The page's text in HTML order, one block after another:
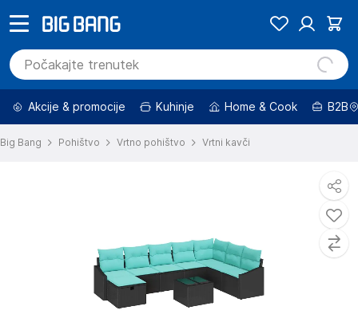
Akcije & promocije Kuhinje Home & Cook B2B
Big Bang Pohištvo Vrtno pohištvo Vrtni kavči